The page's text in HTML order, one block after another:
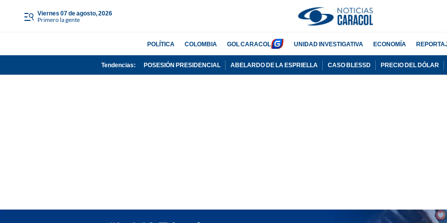
viernes 07 de agosto, 2026
Primero la gente
POLÍTICA COLOMBIA GOL CARACOL UNIDAD INVESTIGATIVA ECONOMÍA
Tendencias: POSESIÓN PRESIDENCIAL ABELARDO DE LA ESPRIELLA CASO BLESSD PRECIO DEL DÓLAR